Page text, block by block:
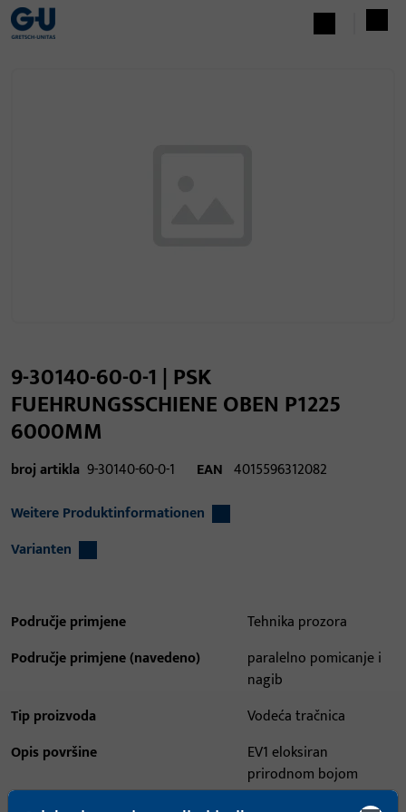
9-30140-60-0-1 | PSK
FUEHRUNGSSCHIENE OBEN P1225
6000MM
broj artikla 9-30140-60-0-1 EAN 4015596312082
Weitere Produktinformationen
Varianten
Područje primjene
Tehnika prozora
Područje primjene (navedeno)
paralelno pomicanje i
nagib
Tip proizvoda
Vodeća tračnica
Opis površine
EV1 eloksiran
prirodnom bojom